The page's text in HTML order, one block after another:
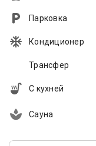
Парковка
Кондиционер
Трансфер
С кухней
Сауна